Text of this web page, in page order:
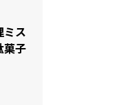
ミス
菓子